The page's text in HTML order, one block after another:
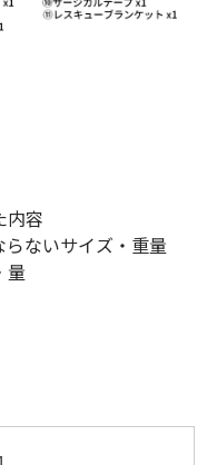
内容
ないサイズ・重量
量